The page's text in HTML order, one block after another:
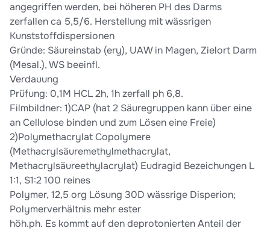
angegriffen werden, bei höheren PH des Darms
zerfallen ca 5,5/6. Herstellung mit wässrigen
Kunststoffdispersionen
Gründe: Säureinstab (ery), UAW in Magen, Zielort Darm
(Mesal.), WS beeinfl.
Verdauung
Prüfung: 0,1M HCL 2h, 1h zerfall ph 6,8.
Filmbildner: 1)CAP (hat 2 Säuregruppen kann über eine
an Cellulose binden und zum Lösen eine Freie)
2)Polymethacrylat Copolymere
(Methacrylsäuremethylmethacrylat,
Methacrylsäureethylacrylat) Eudragid Bezeichungen L
1:1, S1:2 100 reines
Polymer, 12,5 org Lösung 30D wässrige Disperion;
Polymerverhältnis mehr ester
höh.ph. Es kommt auf den deprotonierten Anteil der